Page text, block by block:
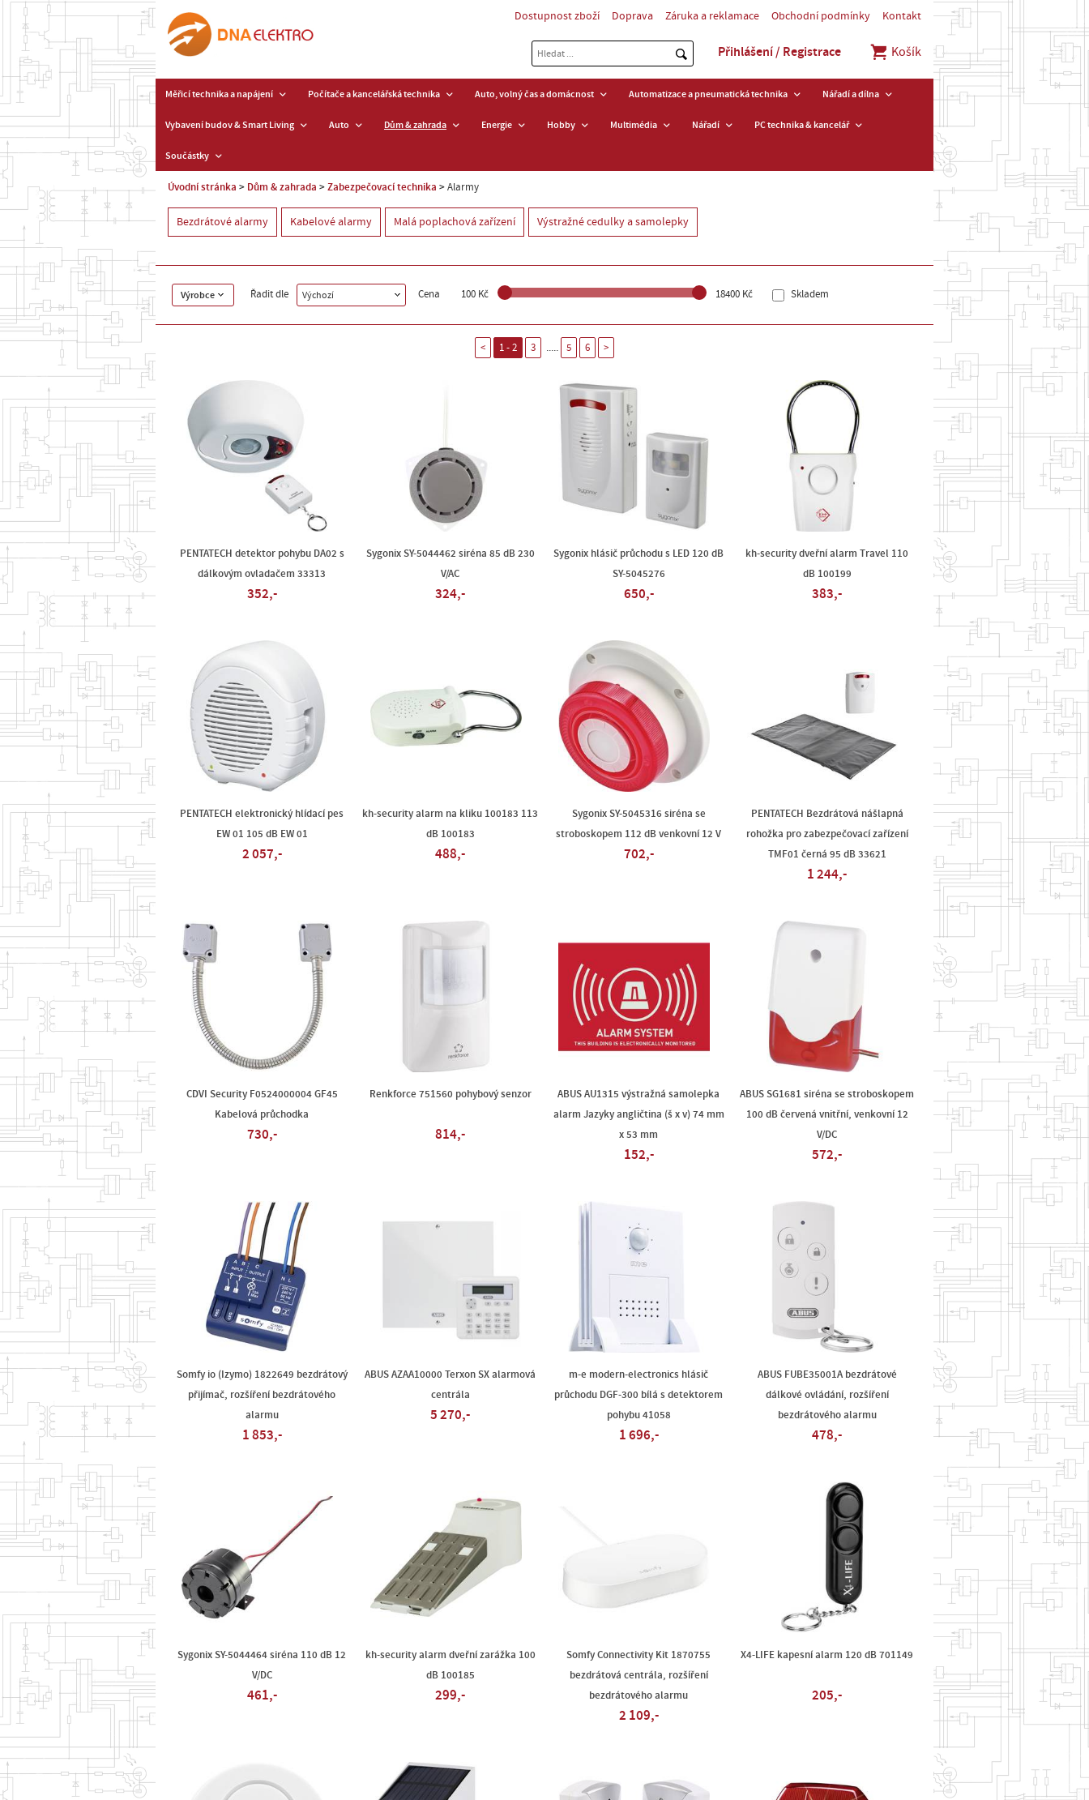
Dostupnost zboží Doprava Záruka a reklamace Obchodní podmínky Kontakt
Přihlášení / Registrace Košík
Měřicí technika a napájení Počítače a kancelářská technika Auto, volný čas a domácnost Automatizace a pneumatická technika Nářadí a dílna
Vybavení budov & Smart Living Auto Dům & zahrada Energie Hobby Multimédia Nářadí PC technika & kancelář
Součástky
Úvodní stránka Dům & zahrada Zabezpečovací technika Alarmy
Bezdrátové alarmy Kabelové alarmy Malá poplachová zařízení Výstražné cedulky a samolepky
Výrobce Řadit dle Výchozí Cena 100 Kč 18400 Kč Skladem
< 1 - 2 3 ..... 5 6 >
PENTATECH detektor pohybu DA02 s
dálkovým ovladačem 33313
352,-
Sygonix SY-5044462 siréna 85 dB 230
V/AC
324,-
Sygonix hlásič průchodu s LED 120 dB
SY-5045276
650,-
kh-security dveřní alarm Travel 110
dB 100199
383,-
PENTATECH elektronický hlídací pes
EW 01 105 dB EW 01
2 057,-
kh-security alarm na kliku 100183 113
dB 100183
488,-
Sygonix SY-5045316 siréna se
stroboskopem 112 dB venkovní 12 V
702,-
PENTATECH Bezdrátová nášlapná
rohožka pro zabezpečovací zařízení
TMF01 černá 95 dB 33621
1 244,-
CDVI Security F0524000004 GF45
Kabelová průchodka
730,-
Renkforce 751560 pohybový senzor
814,-
ABUS AU1315 výstražná samolepka
alarm Jazyky angličtina (š x v) 74 mm
x 53 mm
152,-
ABUS SG1681 siréna se stroboskopem
100 dB červená vnitřní, venkovní 12
V/DC
572,-
Somfy io (Izymo) 1822649 bezdrátový
přijímač, rozšíření bezdrátového
alarmu
1 853,-
ABUS AZAA10000 Terxon SX alarmová
centrála
5 270,-
m-e modern-electronics hlásič
průchodu DGF-300 bílá s detektorem
pohybu 41058
1 696,-
ABUS FUBE35001A bezdrátové
dálkové ovládání, rozšíření
bezdrátového alarmu
478,-
Sygonix SY-5044464 siréna 110 dB 12
V/DC
461,-
kh-security alarm dveřní zarážka 100
dB 100185
299,-
Somfy Connectivity Kit 1870755
bezdrátová centrála, rozšíření
bezdrátového alarmu
2 109,-
X4-LIFE kapesní alarm 120 dB 701149
205,-